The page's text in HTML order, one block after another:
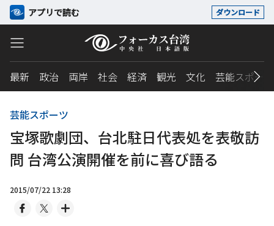
アプリで読む ダウンロード
最新 政治 両岸 社会 経済 観光 文化 芸能スポーツ
芸能スポーツ
宝塚歌劇団、台北駐日代表処を表敬訪
問 台湾公演開催を前に喜び語る
2015/07/22 13:28